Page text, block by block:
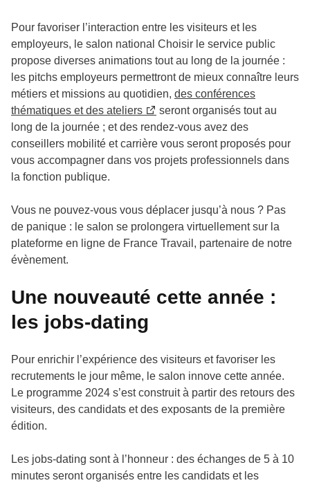
Pour favoriser l’interaction entre les visiteurs et les
employeurs, le salon national Choisir le service public
propose diverses animations tout au long de la journée :
les pitchs employeurs permettront de mieux connaître leurs
métiers et missions au quotidien, des conférences
thématiques et des ateliers
seront organisés tout au
long de la journée ; et des rendez-vous avez des
conseillers mobilité et carrière vous seront proposés pour
vous accompagner dans vos projets professionnels dans
la fonction publique.
Vous ne pouvez-vous vous déplacer jusqu’à nous ? Pas
de panique : le salon se prolongera virtuellement sur la
plateforme en ligne de France Travail, partenaire de notre
évènement.
Une nouveauté cette année :
les jobs-dating
Pour enrichir l’expérience des visiteurs et favoriser les
recrutements le jour même, le salon innove cette année.
Le programme 2024 s’est construit à partir des retours des
visiteurs, des candidats et des exposants de la première
édition.
Les jobs-dating sont à l’honneur : des échanges de 5 à 10
minutes seront organisés entre les candidats et les